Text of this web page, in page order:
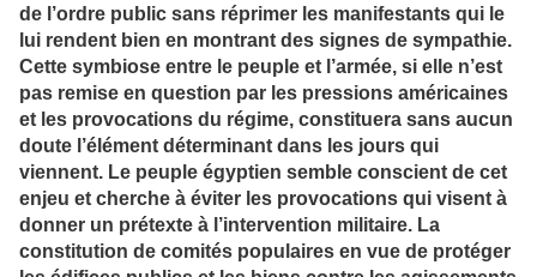
de l’ordre public sans réprimer les manifestants qui le
lui rendent bien en montrant des signes de sympathie.
Cette symbiose entre le peuple et l’armée, si elle n’est
pas remise en question par les pressions américaines
et les provocations du régime, constituera sans aucun
doute l’élément déterminant dans les jours qui
viennent. Le peuple égyptien semble conscient de cet
enjeu et cherche à éviter les provocations qui visent à
donner un prétexte à l’intervention militaire. La
constitution de comités populaires en vue de protéger